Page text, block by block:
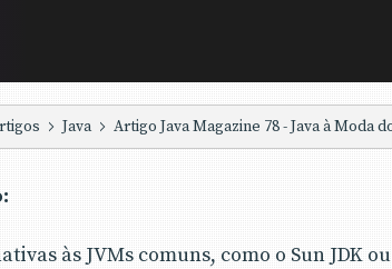
Java
:
às JVMs comuns, como o Sun JDK